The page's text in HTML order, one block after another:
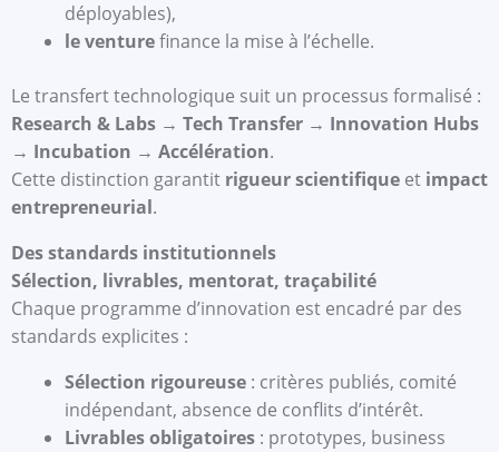
déployables),
le venturefinance la mise à l’échelle.
Le transfert technologique suit un processus formalisé :
Research & Labs → Tech Transfer → Innovation Hubs
→ Incubation → Accélération.
Cette distinction garantit rigueur scientifique et impact
entrepreneurial.
Des standards institutionnels
Sélection, livrables, mentorat, traçabilité
Chaque programme d’innovation est encadré par des
standards explicites :
Sélection rigoureuse : critères publiés, comité
indépendant, absence de conflits d’intérêt.
Livrables obligatoires : prototypes, business